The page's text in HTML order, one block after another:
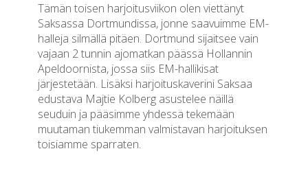
Tämän toisen harjoitusviikon olen viettänyt
Saksassa Dortmundissa, jonne saavuimme EM-
halleja silmällä pitäen. Dortmund sijaitsee vain
vajaan 2 tunnin ajomatkan päässä Hollannin
Apeldoornista, jossa siis EM-hallikisat
järjestetään. Lisäksi harjoituskaverini Saksaa
edustava Majtie Kolberg asustelee näillä
seuduin ja pääsimme yhdessä tekemään
muutaman tiukemman valmistavan harjoituksen
toisiamme sparraten.